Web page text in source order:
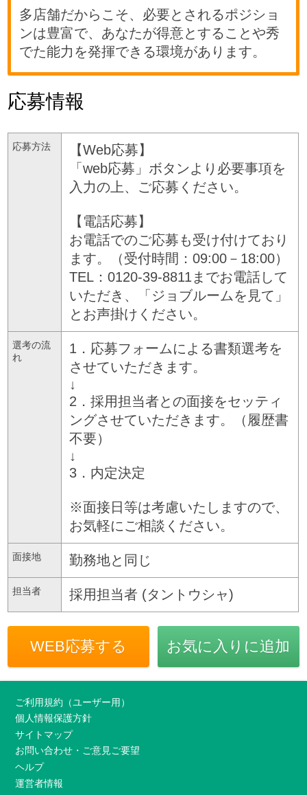
多店舗だからこそ、必要とされるポジショ
ンは豊富で、あなたが得意とすることや秀
でた能力を発揮できる環境があります。
応募情報
応募方法
【Web応募】
「web応募」ボタンより必要事項を
入力の上、ご応募ください。
【電話応募】
お電話でのご応募も受け付けており
ます。（受付時間：09:00－18:00）
TEL：0120-39-8811までお電話して
いただき、「ジョブルームを見て」
とお声掛けください。
選考の流
れ
1．応募フォームによる書類選考を
させていただきます。
↓
2．採用担当者との面接をセッティ
ングさせていただきます。（履歴書
不要）
↓
3．内定決定
※面接日等は考慮いたしますので、
お気軽にご相談ください。
面接地 勤務地と同じ
担当者 採用担当者 (タントウシャ)
WEB応募する お気に入りに追加
ご利用規約（ユーザー用）
個人情報保護方針
サイトマップ
お問い合わせ・ご意見ご要望
ヘルプ
運営者情報